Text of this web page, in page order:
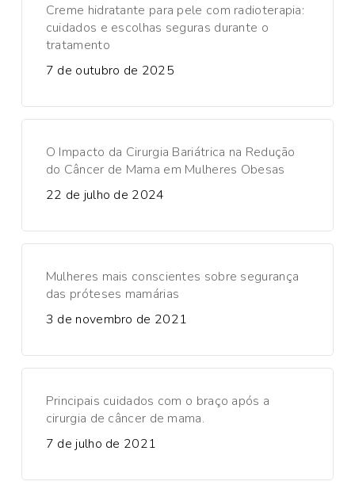
Creme hidratante para pele com radioterapia:
cuidados e escolhas seguras durante o
tratamento
7 de outubro de 2025
O Impacto da Cirurgia Bariátrica na Redução
do Câncer de Mama em Mulheres Obesas
22 de julho de 2024
Mulheres mais conscientes sobre segurança
das próteses mamárias
3 de novembro de 2021
Principais cuidados com o braço após a
cirurgia de câncer de mama.
7 de julho de 2021